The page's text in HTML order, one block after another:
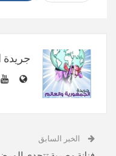
جريدة
الخبر السابق